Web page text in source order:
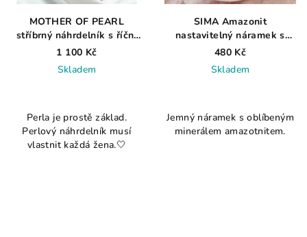
MOTHER OF PEARL
stříbrný náhrdelník s říční
perlou
1 100 Kč
Skladem
Perla je prostě základ.
Perlový náhrdelník musí
vlastnit každá žena.🤍
SIMA Amazonit
nastavitelný náramek s
přírodním amazonitem
480 Kč
Skladem
Jemný náramek s oblíbeným
minerálem amazotnitem.